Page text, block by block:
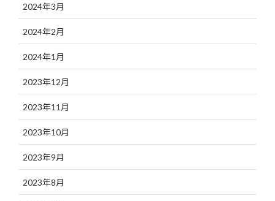
2024年3月
2024年2月
2024年1月
2023年12月
2023年11月
2023年10月
2023年9月
2023年8月